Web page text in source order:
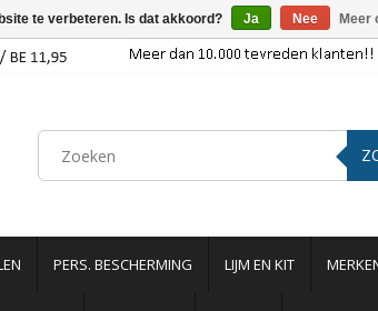
PERS. BESCHERMING LIJM EN KIT
te verbeteren. Is dat akkoord? Ja Nee Meer